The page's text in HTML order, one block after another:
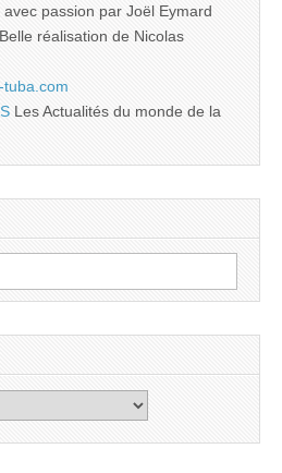
passion par Joël Eymard
Belle réalisation de Nicolas
Les Actualités du monde de la